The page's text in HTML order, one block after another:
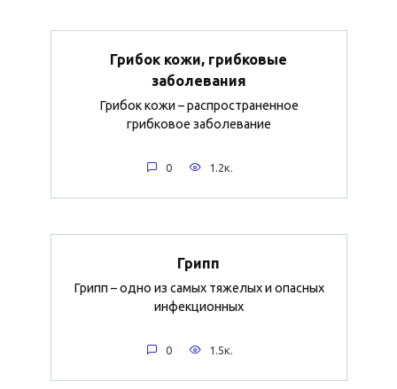
Грибок кожи, грибковые
заболевания
Грибок кожи – распространенное
грибковое заболевание
0 1.2к.
Грипп
Грипп – одно из самых тяжелых и опасных
инфекционных
0 1.5к.